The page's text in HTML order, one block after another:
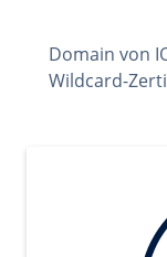
Domain von
Wildcard-